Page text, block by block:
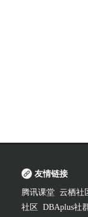
友情链接
腾讯课堂 云栖社
社区
DBAplus社